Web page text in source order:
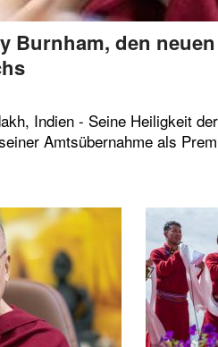
Burnham, den
Indien - Seine Heiligkeit
Amtsübernahme als